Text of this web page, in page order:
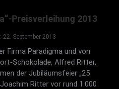
Gutting, Speyer. am
einer Feierstunde im
in Speyer
Preisverleihung 2013
September 2013
Firma Paradigma und von
Schokolade, Alfred Ritter,
der Jubiläumsfeier „25
Ritter vor rund 1.000